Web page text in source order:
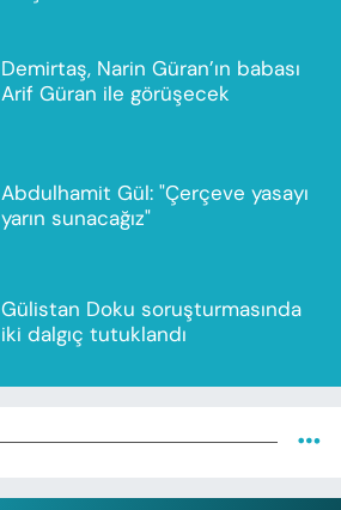
Demirtaş, Narin Güran’ın babası
Arif Güran ile görüşecek
Abdulhamit Gül: "Çerçeve yasayı
yarın sunacağız"
Gülistan Doku soruşturmasında
iki dalgıç tutuklandı